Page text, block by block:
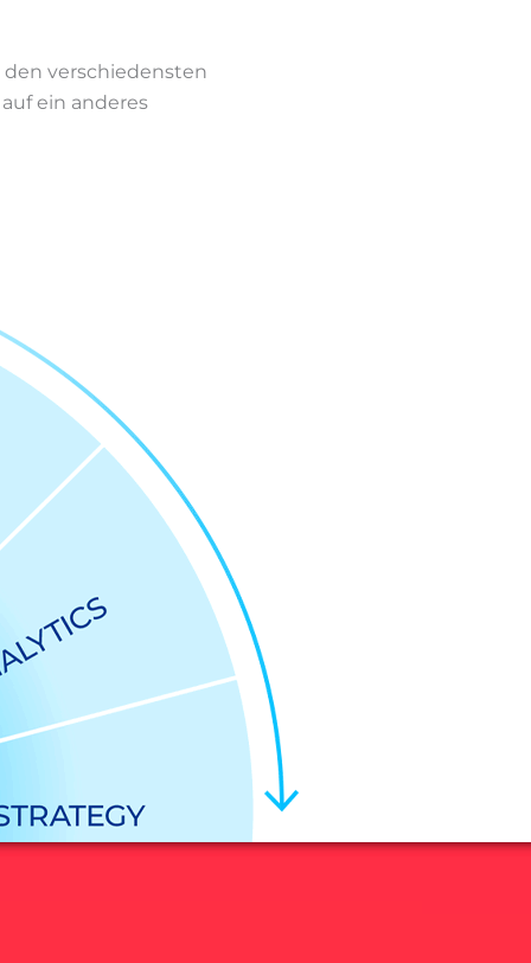
verschiedensten
ein anderes